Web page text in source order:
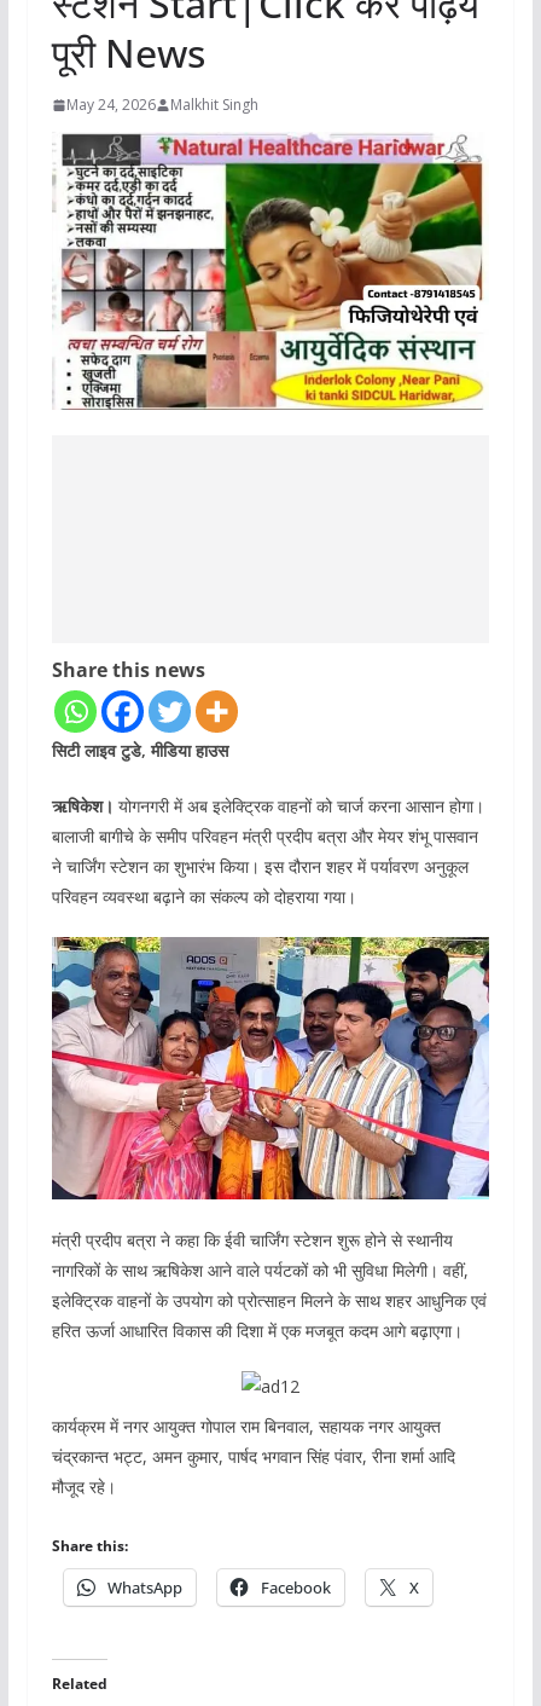
पूरी News
May 24, 2026 Malkhit Singh
Share this news
सिटी लाइव टुडे, मीडिया हाउस
ऋषिकेश। योगनगरी में अब इलेक्ट्रिक वाहनों को चार्ज करना आसान होगा।
बालाजी बागीचे के समीप परिवहन मंत्री प्रदीप बत्रा और मेयर शंभू पासवान
ने चार्जिंग स्टेशन का शुभारंभ किया। इस दौरान शहर में पर्यावरण अनुकूल
परिवहन व्यवस्था बढ़ाने का संकल्प को दोहराया गया।
मंत्री प्रदीप बत्रा ने कहा कि ईवी चार्जिंग स्टेशन शुरू होने से स्थानीय
नागरिकों के साथ ऋषिकेश आने वाले पर्यटकों को भी सुविधा मिलेगी। वहीं,
इलेक्ट्रिक वाहनों के उपयोग को प्रोत्साहन मिलने के साथ शहर आधुनिक एवं
हरित ऊर्जा आधारित विकास की दिशा में एक मजबूत कदम आगे बढ़ाएगा।
कार्यक्रम में नगर आयुक्त गोपाल राम बिनवाल, सहायक नगर आयुक्त
चंद्रकान्त भट्ट, अमन कुमार, पार्षद भगवान सिंह पंवार, रीना शर्मा आदि
मौजूद रहे।
Share this:
WhatsApp Facebook X
Related